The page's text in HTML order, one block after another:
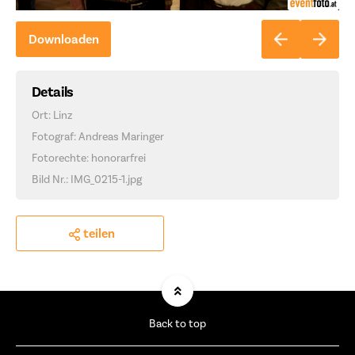
Downloaden
Details
Ort: Linz
Fotograf: Andreas Maringer
Fotorechte: honorarfrei
Bild Nr.: IMG_0215-1.jpg
teilen
Back to top